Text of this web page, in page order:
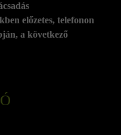
előzetes, telefonon
a következő